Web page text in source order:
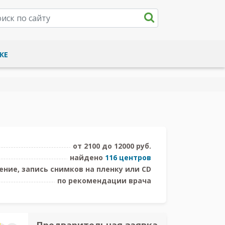
от 2100 до 12000 руб.
найдено 116 центров
запись снимков на пленку или CD
по рекомендации врача